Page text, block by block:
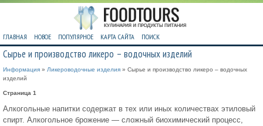
ГЛАВНАЯ НОВОЕ ПОПУЛЯРНОЕ КАРТА САЙТА ПОИСК
Сырье и производство ликеро – водочных изделий
Информация » Ликероводочные изделия » Сырье и производство ликеро – водочных
изделий
Страница 1
Алкогольные напитки содержат в тех или иных количествах этиловый
спирт. Алкогольное брожение — сложный биохимиче­ский процесс,